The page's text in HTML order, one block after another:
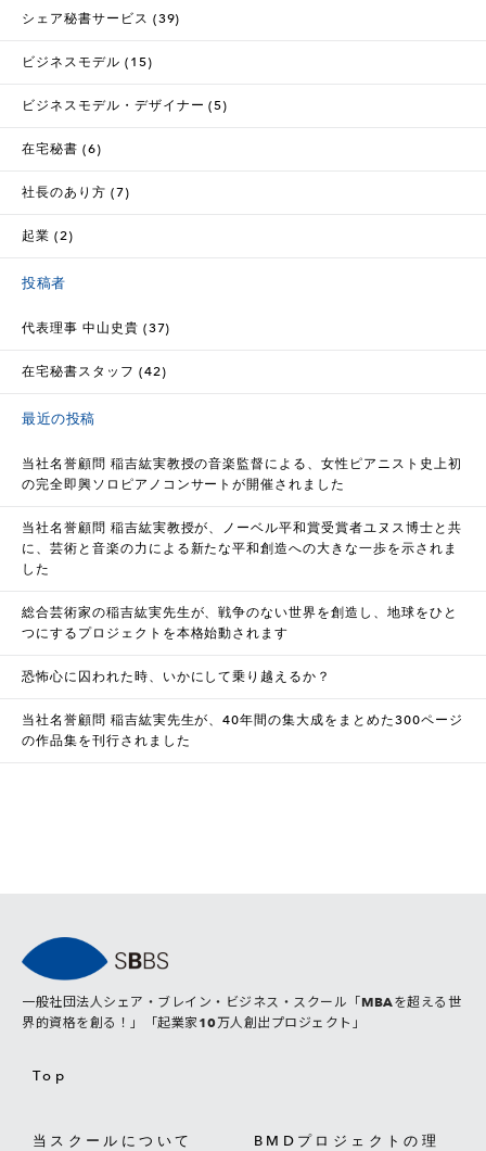
シェア秘書サービス (39)
ビジネスモデル (15)
ビジネスモデル・デザイナー (5)
在宅秘書 (6)
社長のあり方 (7)
起業 (2)
投稿者
代表理事 中山史貴 (37)
在宅秘書スタッフ (42)
最近の投稿
当社名誉顧問 稲吉紘実教授の音楽監督による、女性ピアニスト史上初
の完全即興ソロピアノコンサートが開催されました
当社名誉顧問 稲吉紘実教授が、ノーベル平和賞受賞者ユヌス博士と共
に、芸術と音楽の力による新たな平和創造への大きな一歩を示されま
した
総合芸術家の稲吉紘実先生が、戦争のない世界を創造し、地球をひと
つにするプロジェクトを本格始動されます
恐怖心に囚われた時、いかにして乗り越えるか？
当社名誉顧問 稲吉紘実先生が、40年間の集大成をまとめた300ページ
の作品集を刊行されました
一般社団法人シェア・ブレイン・ビジネス・スクール「MBAを超える世
界的資格を創る！」「起業家10万人創出プロジェクト」
Top
当スクールについて
BMDプロジェクトの理